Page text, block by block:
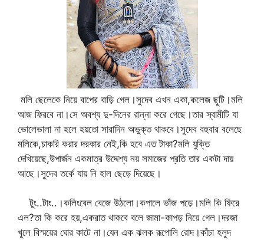
মলি ছেলেকে নিয়ে বাপের বাড়ি গেল।সুদেব এখন একা,কলেজ ছুটি।মলি
আজ ফিরবে না।সে অবশ্য দু-দিনের রান্না করে গেছে।তার স্বামীটি যা
ভোলেভালা না হলে হয়তো সারাদিন অভুক্ত থাকবে।সুদেব বহুবার বলেছে
মলিকে,চাকরি করার দরকার নেই,কি হবে এত টাকা?মলি যুক্তি
দেখিয়েছে,উপার্জন একমাত্র উদ্দেশ্য নয় সমাজের প্রতি তার একটা দায়
আছে।সুদেব তর্কে যায় নি হাল ছেড়ে দিয়েছে।
টুং..টাং..।কলিংবেল বেজে উঠলো।কপালে ভাঁজ পড়ে।মলি কি ফিরে
এল?তা কি করে হয়,একরাত থাকবে বলে জামা-কাপড় নিয়ে গেল।দরজা
খুলে বিস্ময়ের ঘোর কাটে না।যেন এক ঝলক রূপোলি রোদ।কাঁচা হলুদ